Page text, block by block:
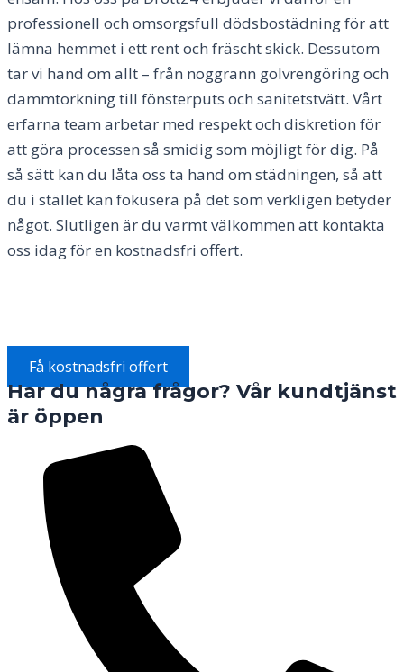
professionell och omsorgsfull dödsbostädning för att
lämna hemmet i ett rent och fräscht skick. Dessutom
tar vi hand om allt – från noggrann golvrengöring och
dammtorkning till fönsterputs och sanitetstvätt. Vårt
erfarna team arbetar med respekt och diskretion för
att göra processen så smidig som möjligt för dig. På
så sätt kan du låta oss ta hand om städningen, så att
du i stället kan fokusera på det som verkligen betyder
något. Slutligen är du varmt välkommen att kontakta
oss idag för en kostnadsfri offert.
Få kostnadsfri offert
Har du några frågor? Vår kundtjänst
är öppen